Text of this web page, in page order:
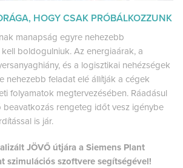
HOGY CSAK PRÓBÁLKOZZUNK
manapság egyre nehezebb
boldogulniuk. Az energiaárak, a
és a logisztikai nehézségek
nehezebb feladat elé állítják a cégek
folyamatok megtervezésében. Ráadásul
beavatkozás rengeteg időt vesz igénybe
is jár.
JÖVŐ útjára a Siemens Plant
szimulációs szoftvere segítségével!